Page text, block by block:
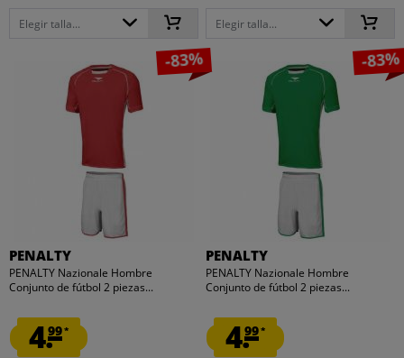
Elegir talla... Elegir talla...
-83%
PENALTY
PENALTY Nazionale Hombre
Conjunto de fútbol 2 piezas...
4.99*
-83%
PENALTY
PENALTY Nazionale Hombre
Conjunto de fútbol 2 piezas...
4.99*